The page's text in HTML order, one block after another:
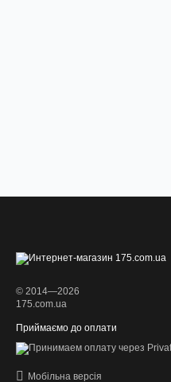
© 2014—2026
175.com.ua
Приймаємо до оплати
Мобільна версія